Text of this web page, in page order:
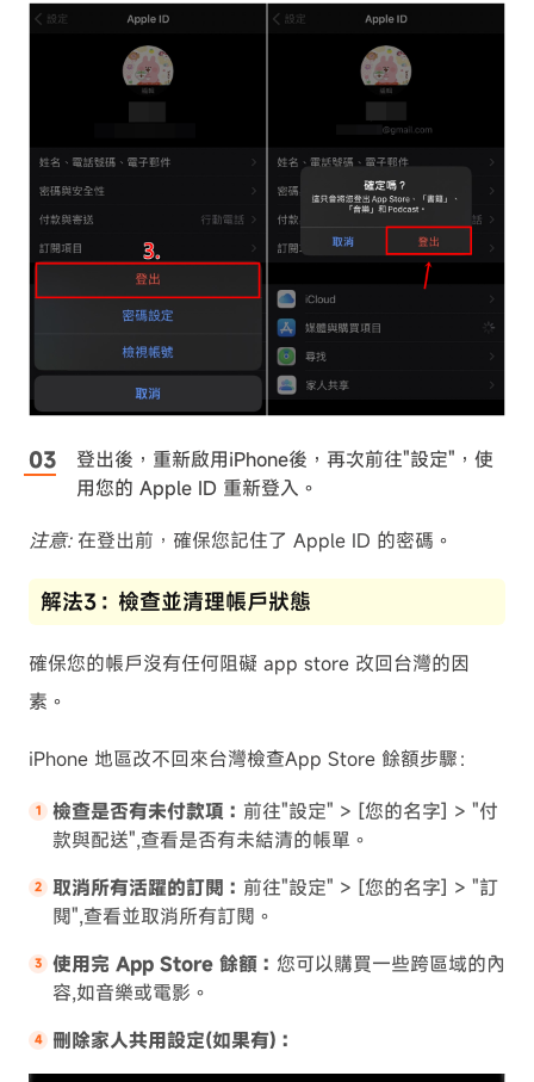
登出後，重新啟用iPhone後，再次前往"設定"，使
用您的 Apple ID 重新登入。
注意:在登出前，確保您記住了 Apple ID 的密碼。
解法3：檢查並清理帳戶狀態
確保您的帳戶沒有任何阻礙 app store 改回台灣的因
素。
iPhone 地區改不回來台灣檢查App Store 餘額步驟：
檢查是否有未付款項： 前往"設定" > [您的名字] > "付
款與配送",查看是否有未結清的帳單。
取消所有活躍的訂閱： 前往"設定" > [您的名字] > "訂
閱",查看並取消所有訂閱。
使用完 App Store 餘額： 您可以購買一些跨區域的內
容,如音樂或電影。
刪除家人共用設定(如果有)：